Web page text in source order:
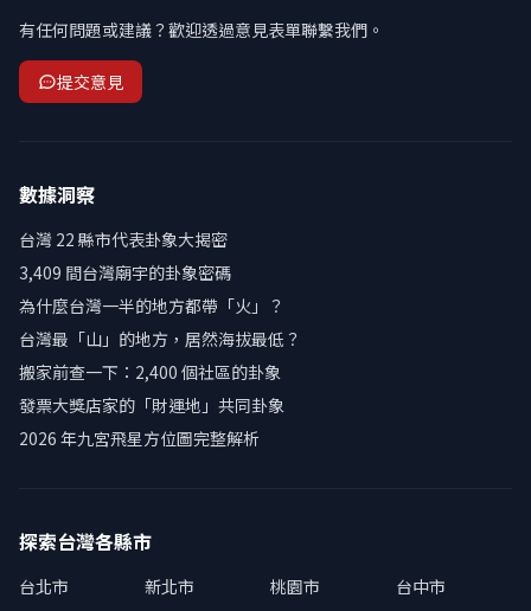
有任何問題或建議？歡迎透過意見表單聯繫我們。
提交意見
數據洞察
台灣 22 縣市代表卦象大揭密
3,409 間台灣廟宇的卦象密碼
為什麼台灣一半的地方都帶「火」？
台灣最「山」的地方，居然海拔最低？
搬家前查一下：2,400 個社區的卦象
發票大獎店家的「財運地」共同卦象
2026 年九宮飛星方位圖完整解析
探索台灣各縣市
台北市 新北市 桃園市
台中市